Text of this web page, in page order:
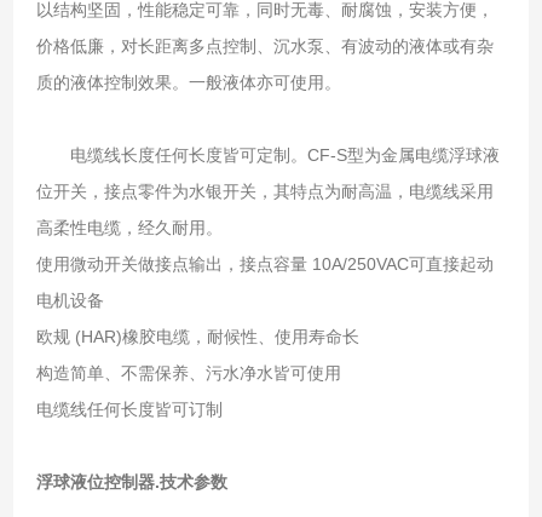
以结构坚固，性能稳定可靠，同时无毒、耐腐蚀，安装方便，
价格低廉，对长距离多点控制、沉水泵、有波动的液体或有杂
质的液体控制效果。一般液体亦可使用。
电缆线长度任何长度皆可定制。CF-S型为金属电缆浮球液
位开关，接点零件为水银开关，其特点为耐高温，电缆线采用
高柔性电缆，经久耐用。
使用微动开关做接点输出，接点容量 10A/250VAC可直接起动
电机设备
欧规 (HAR)橡胶电缆，耐候性、使用寿命长
构造简单、不需保养、污水净水皆可使用
电缆线任何长度皆可订制
浮球液位控制器.技术参数